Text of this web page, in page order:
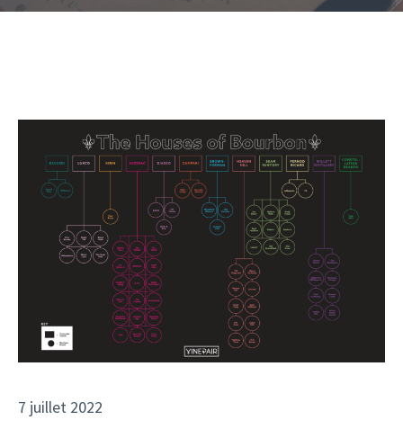
7 juillet 2022